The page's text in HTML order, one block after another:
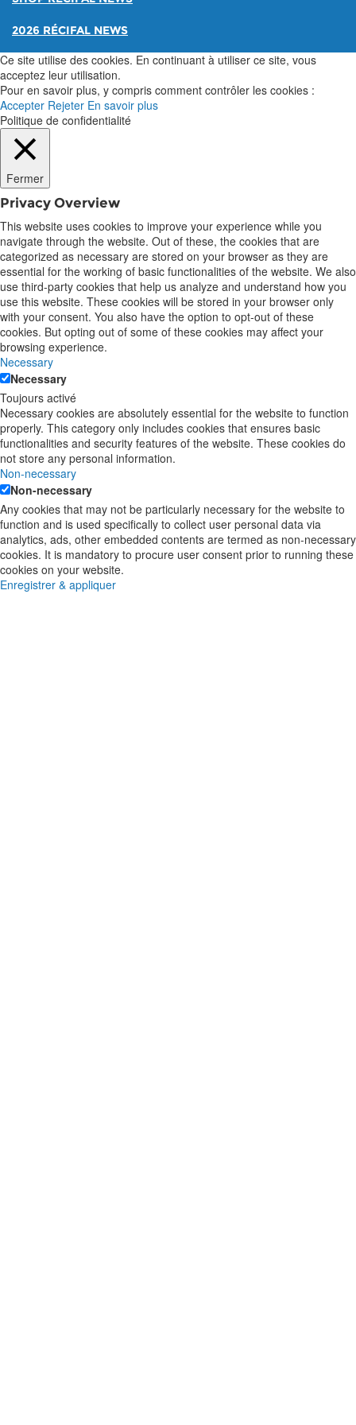
2026 RÉCIFAL NEWS
Ce site utilise des cookies. En continuant à utiliser ce site, vous
acceptez leur utilisation.
Pour en savoir plus, y compris comment contrôler les cookies :
Accepter Rejeter En savoir plus
Politique de confidentialité
Fermer
Privacy Overview
This website uses cookies to improve your experience while you
navigate through the website. Out of these, the cookies that are
categorized as necessary are stored on your browser as they are
essential for the working of basic functionalities of the website. We also
use third-party cookies that help us analyze and understand how you
use this website. These cookies will be stored in your browser only
with your consent. You also have the option to opt-out of these
cookies. But opting out of some of these cookies may affect your
browsing experience.
Necessary
Necessary
Toujours activé
Necessary cookies are absolutely essential for the website to function
properly. This category only includes cookies that ensures basic
functionalities and security features of the website. These cookies do
not store any personal information.
Non-necessary
Non-necessary
Any cookies that may not be particularly necessary for the website to
function and is used specifically to collect user personal data via
analytics, ads, other embedded contents are termed as non-necessary
cookies. It is mandatory to procure user consent prior to running these
cookies on your website.
Enregistrer & appliquer